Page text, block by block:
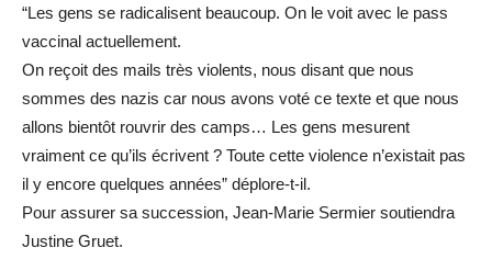
“Les gens se radicalisent beaucoup. On le voit avec le pass
vaccinal actuellement.
On reçoit des mails très violents, nous disant que nous
sommes des nazis car nous avons voté ce texte et que nous
allons bientôt rouvrir des camps… Les gens mesurent
vraiment ce qu’ils écrivent ? Toute cette violence n’existait pas
il y encore quelques années” déplore-t-il.
Pour assurer sa succession, Jean-Marie Sermier soutiendra
Justine Gruet.